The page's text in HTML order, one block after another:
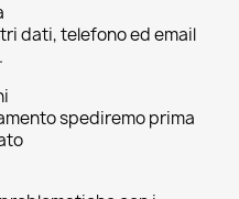
dati, telefono ed email
spediremo prima